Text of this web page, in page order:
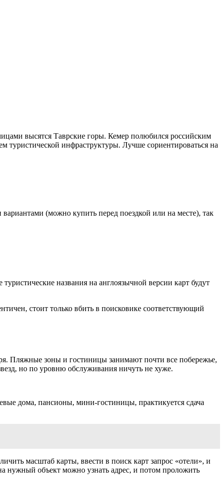
инфраструктуры. Лучше сориентироваться на
(можно купить перед поездкой или на месте), так
названия на англоязычной версии карт будут
стоит только вбить в поисковике соответствующий
Пляжные зоны и гостиницы занимают почти все побережье,
но по уровню обслуживания ничуть не хуже.
дома, пансионы, мини-гостиницы, практикуется сдача
масштаб карты, ввести в поиск карт запрос «отели», и
нужный объект можно узнать адрес, и потом проложить